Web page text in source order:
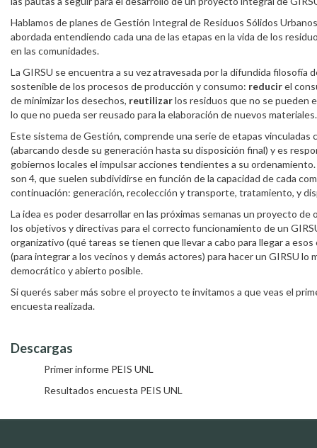
Hablamos de planes de Gestión Integral de Residuos Sólidos
abordada entendiendo cada una de las etapas en la vida de los
en las comunidades.
La GIRSU se encuentra a su vez atravesada por la difundida filosofía
sostenible de los procesos de producción y consumo: reducirel
de minimizar los desechos, reutilizarlos residuos que no se pueden
lo que no pueda ser reusado para la elaboración de nuevos materiales.
Este sistema de Gestión, comprende una serie de etapas vinculadas
(abarcando desde su generación hasta su disposición final) y es
gobiernos locales el impulsar acciones tendientes a su
son 4, que suelen subdividirse en función de la capacidad de cada
continuación: generación, recolección y transporte, tratamiento, y
La idea es poder desarrollar en las próximas semanas un proyecto
los objetivos y directivas para el correcto funcionamiento de un
organizativo (qué tareas se tienen que llevar a cabo para llegar a
(para integrar a los vecinos y demás actores) para hacer un GIRSU lo
democrático y abierto posible.
Si querés saber más sobre el proyecto te invitamos a que veas el
encuesta realizada.
Descargas
Primer informe PEIS UNL
Resultados encuesta PEIS UNL